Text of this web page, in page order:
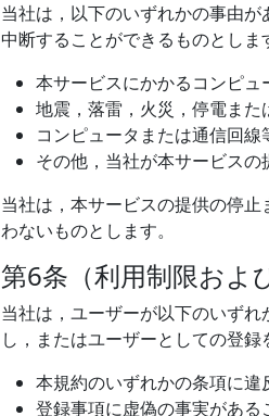
当社は，以下のいずれかの事由
中断することができるものとしま
本サービスにかかるコンピ
地震，落雷，火災，停電ま
コンピュータまたは通信回
その他，当社が本サービス
当社は，本サービスの提供の停
わないものとします。
第6条（利用制限およ
当社は，ユーザーが以下のいず
し，またはユーザーとしての登録
本規約のいずれかの条項に違
登録事項に虚偽の事実がある